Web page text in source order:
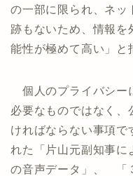
の一部に限られ、ネッ
跡もないため、情報を
能性が極めて高い」と
個人のプライバシー
必要なものではなく、
ければならない事項
れた「片山元副知事に
の音声データ」、 「